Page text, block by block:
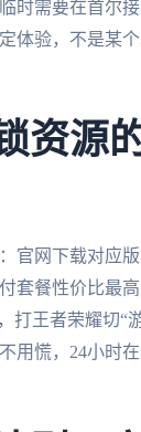
需要在首尔
体验，不是某
资源
官网下载对应
套餐性价比最
打王者荣耀切“
用慌，24小时